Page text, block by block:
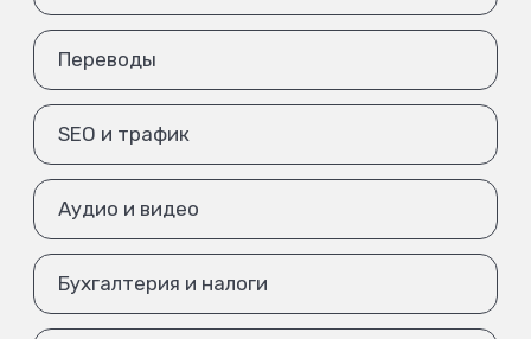
Переводы
SEO и трафик
Аудио и видео
Бухгалтерия и налоги